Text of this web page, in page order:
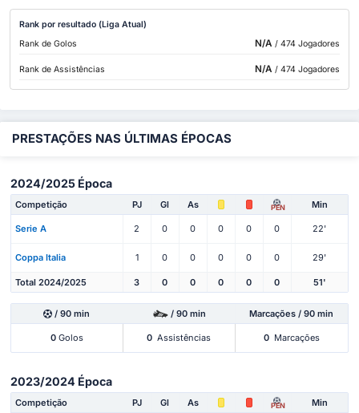
Rank por resultado (Liga Atual)
Rank de Golos
N/A / 474 Jogadores
Rank de Assistências N/A / 474 Jogadores
PRESTAÇÕES NAS ÚLTIMAS ÉPOCAS
2024/2025 Época
Competição PJ Gl As PEN Min
Serie A 2 0 0 0 0 0 22'
Coppa Italia 1 0 0 0 0 0 29'
Total 2024/2025 3 0 0 0 0 0 51'
/ 90 min / 90 min Marcações / 90 min
0Golos 0 Assistências 0 Marcações
2023/2024 Época
Competição PJ Gl As PEN Min